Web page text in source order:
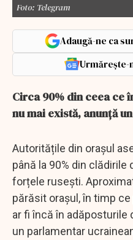
Foto: Telegram
Adaugă-ne ca
Urmărește-
Circa 90% din ceea ce
nu mai există, anunţă
Autoritățile din orașul
până la 90% din
forțele rusești.
părăsit orașul, în timp
ar fi încă în adăposturile
un parlamentar